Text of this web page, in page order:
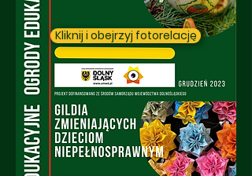
Kliknij i obejrzyj fotorelację